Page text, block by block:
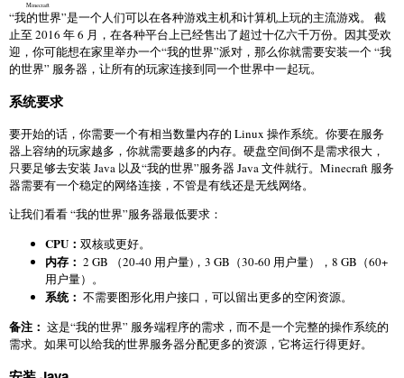
“我的世界
Minecraft
”是一个人们可以在各种游戏主机和计算机上玩的主流游戏。 截
止至 2016 年 6 月，在各种平台上已经售出了超过十亿六千万份。因其受欢
迎，你可能想在家里举办一个“我的世界”派对，那么你就需要安装一个 “我
的世界” 服务器，让所有的玩家连接到同一个世界中一起玩。
系统要求
要开始的话，你需要一个有相当数量内存的 Linux 操作系统。你要在服务
器上容纳的玩家越多，你就需要越多的内存。硬盘空间倒不是需求很大，
只要足够去安装 Java 以及“我的世界”服务器 Java 文件就行。Minecraft 服务
器需要有一个稳定的网络连接，不管是有线还是无线网络。
让我们看看 “我的世界”服务器最低要求：
CPU： 双核或更好。
内存： 2 GB （20-40 用户量)，3 GB（30-60 用户量），8 GB（60+
用户量）。
系统： 不需要图形化用户接口，可以留出更多的空闲资源。
备注： 这是“我的世界” 服务端程序的需求，而不是一个完整的操作系统的
需求。如果可以给我的世界服务器分配更多的资源，它将运行得更好。